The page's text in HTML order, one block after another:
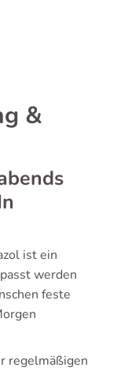
&
ist ein
werden
feste
regelmäßigen